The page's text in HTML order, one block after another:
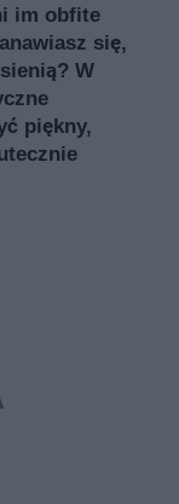
im obfite
się,
W
piękny,